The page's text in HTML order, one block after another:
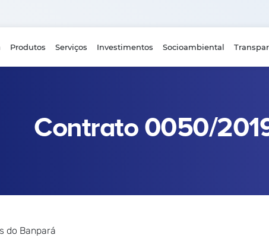
Produtos Serviços Investimentos Socioambiental
Contrato 0050/
do Banpará